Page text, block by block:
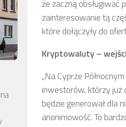
że zaczną obsługiwać
zainteresowanie tą
które dołączyły do
Kryptowaluty –
„Na Cyprze
inwestorów, którzy już
będzie generował dla
anonimowość. To